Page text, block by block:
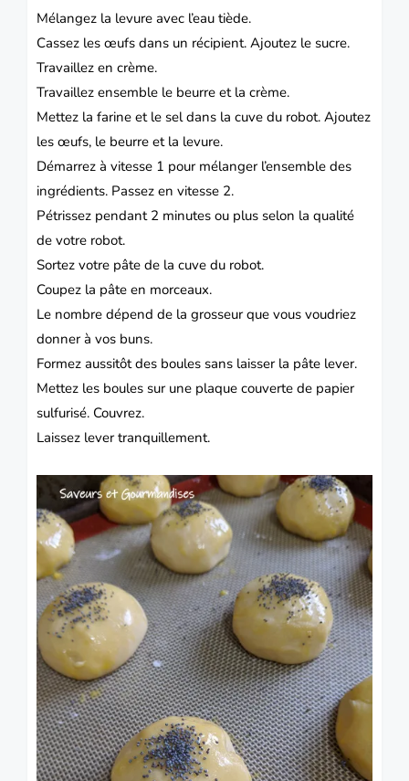
Mélangez la levure avec l’eau tiède.
Cassez les œufs dans un récipient. Ajoutez le sucre.
Travaillez en crème.
Travaillez ensemble le beurre et la crème.
Mettez la farine et le sel dans la cuve du robot. Ajoutez
les œufs, le beurre et la levure.
Démarrez à vitesse 1 pour mélanger l’ensemble des
ingrédients. Passez en vitesse 2.
Pétrissez pendant 2 minutes ou plus selon la qualité
de votre robot.
Sortez votre pâte de la cuve du robot.
Coupez la pâte en morceaux.
Le nombre dépend de la grosseur que vous voudriez
donner à vos buns.
Formez aussitôt des boules sans laisser la pâte lever.
Mettez les boules sur une plaque couverte de papier
sulfurisé. Couvrez.
Laissez lever tranquillement.